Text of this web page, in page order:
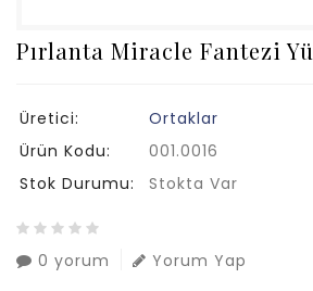
Pırlanta Miracle Fantezi
Üretici:
Ortaklar
Ürün Kodu:
001.0016
Stok Durumu:
Stokta Var
0 yorum Yorum Yap